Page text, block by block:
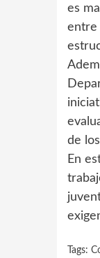
es
entre
de
En
Tags: